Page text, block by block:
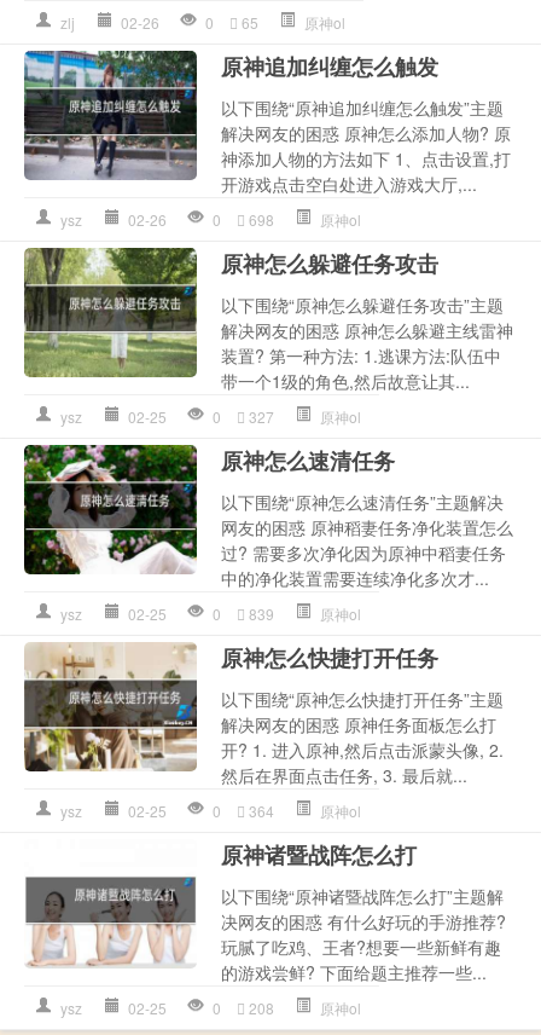
zlj 02-26 0 65 原神ol
原神追加纠缠怎么触发
以下围绕“原神追加纠缠怎么触发”主题
解决网友的困惑 原神怎么添加人物? 原
神添加人物的方法如下 1、点击设置,打
开游戏点击空白处进入游戏大厅,...
ysz 02-26 0 698 原神ol
原神怎么躲避任务攻击
以下围绕“原神怎么躲避任务攻击”主题
解决网友的困惑 原神怎么躲避主线雷神
装置? 第一种方法: 1.逃课方法:队伍中
带一个1级的角色,然后故意让其...
ysz 02-25 0 327 原神ol
原神怎么速清任务
以下围绕“原神怎么速清任务”主题解决
网友的困惑 原神稻妻任务净化装置怎么
过? 需要多次净化因为原神中稻妻任务
中的净化装置需要连续净化多次才...
ysz 02-25 0 839 原神ol
原神怎么快捷打开任务
以下围绕“原神怎么快捷打开任务”主题
解决网友的困惑 原神任务面板怎么打
开? 1. 进入原神,然后点击派蒙头像, 2.
然后在界面点击任务, 3. 最后就...
ysz 02-25 0 364 原神ol
原神诸暨战阵怎么打
以下围绕“原神诸暨战阵怎么打”主题解
决网友的困惑 有什么好玩的手游推荐?
玩腻了吃鸡、王者?想要一些新鲜有趣
的游戏尝鲜? 下面给题主推荐一些...
ysz 02-25 0 208 原神ol